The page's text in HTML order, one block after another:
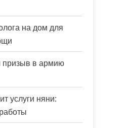
на дом для
призыв в армию
услуги няни: